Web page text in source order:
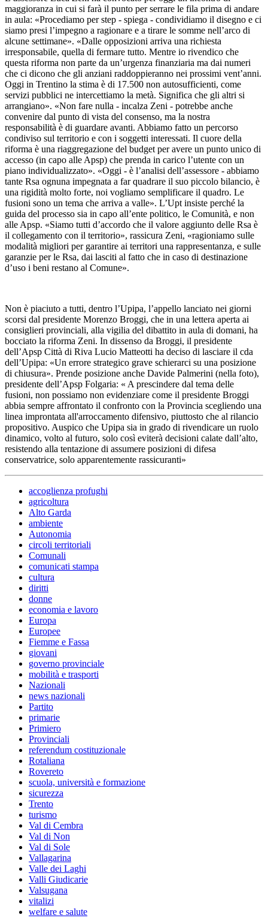
maggioranza in cui si farà il punto per serrare le fila prima di andare
in aula: «Procediamo per step - spiega - condividiamo il disegno e ci
siamo presi l’impegno a ragionare e a tirare le somme nell’arco di
alcune settimane». «Dalle opposizioni arriva una richiesta
irresponsabile, quella di fermare tutto. Mentre io rivendico che
questa riforma non parte da un’urgenza finanziaria ma dai numeri
che ci dicono che gli anziani raddoppieranno nei prossimi vent’anni.
Oggi in Trentino la stima è di 17.500 non autosufficienti, come
servizi pubblici ne intercettiamo la metà. Significa che gli altri si
arrangiano». «Non fare nulla - incalza Zeni - potrebbe anche
convenire dal punto di vista del consenso, ma la nostra
responsabilità è di guardare avanti. Abbiamo fatto un percorso
condiviso sul territorio e con i soggetti interessati. Il cuore della
riforma è una riaggregazione del budget per avere un punto unico di
accesso (in capo alle Apsp) che prenda in carico l’utente con un
piano individualizzato». «Oggi - è l’analisi dell’assessore - abbiamo
tante Rsa ognuna impegnata a far quadrare il suo piccolo bilancio, è
una rigidità molto forte, noi vogliamo semplificare il quadro. Le
fusioni sono un tema che arriva a valle». L’Upt insiste perché la
guida del processo sia in capo all’ente politico, le Comunità, e non
alle Apsp. «Siamo tutti d’accordo che il valore aggiunto delle Rsa è
il collegamento con il territorio», rassicura Zeni, «ragioniamo sulle
modalità migliori per garantire ai territori una rappresentanza, e sulle
garanzie per le Rsa, dai lasciti al fatto che in caso di destinazione
d’uso i beni restano al Comune».
Non è piaciuto a tutti, dentro l’Upipa, l’appello lanciato nei giorni
scorsi dal presidente Morenzo Broggi, che in una lettera aperta ai
consiglieri provinciali, alla vigilia del dibattito in aula di domani, ha
bocciato la riforma Zeni. In dissenso da Broggi, il presidente
dell’Apsp Città di Riva Lucio Matteotti ha deciso di lasciare il cda
dell’Upipa: «Un errore strategico grave schierarci su una posizione
di chiusura». Prende posizione anche Davide Palmerini (nella foto),
presidente dell’Apsp Folgaria: « A prescindere dal tema delle
fusioni, non possiamo non evidenziare come il presidente Broggi
abbia sempre affrontato il confronto con la Provincia scegliendo una
linea improntata all'arroccamento difensivo, piuttosto che al rilancio
propositivo. Auspico che Upipa sia in grado di rivendicare un ruolo
dinamico, volto al futuro, solo così eviterà decisioni calate dall’alto,
resistendo alla tentazione di assumere posizioni di difesa
conservatrice, solo apparentemente rassicuranti»
accoglienza profughi
agricoltura
Alto Garda
ambiente
Autonomia
circoli territoriali
Comunali
comunicati stampa
cultura
diritti
donne
economia e lavoro
Europa
Europee
Fiemme e Fassa
giovani
governo provinciale
mobilità e trasporti
Nazionali
news nazionali
Partito
primarie
Primiero
Provinciali
referendum costituzionale
Rotaliana
Rovereto
scuola, università e formazione
sicurezza
Trento
turismo
Val di Cembra
Val di Non
Val di Sole
Vallagarina
Valle dei Laghi
Valli Giudicarie
Valsugana
vitalizi
welfare e salute